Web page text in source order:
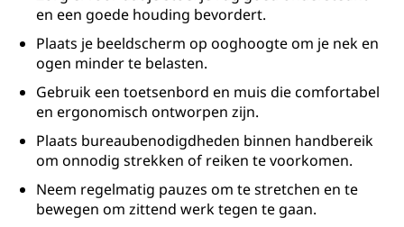
en een goede houding bevordert.
Plaats je beeldscherm op ooghoogte om je nek en
ogen minder te belasten.
Gebruik een toetsenbord en muis die comfortabel
en ergonomisch ontworpen zijn.
Plaats bureaubenodigdheden binnen handbereik
om onnodig strekken of reiken te voorkomen.
Neem regelmatig pauzes om te stretchen en te
bewegen om zittend werk tegen te gaan.